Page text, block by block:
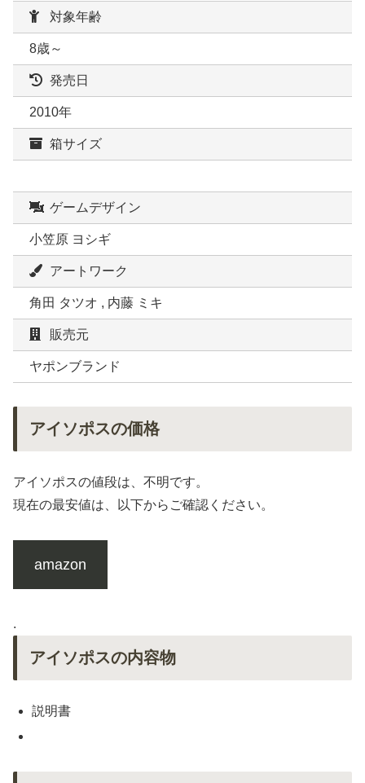
対象年齢
8歳～
発売日
2010年
箱サイズ
ゲームデザイン
小笠原 ヨシギ
アートワーク
角田 タツオ , 内藤 ミキ
販売元
ヤポンブランド
アイソポスの価格
アイソポスの値段は、不明です。
現在の最安値は、以下からご確認ください。
amazon
.
アイソポスの内容物
説明書